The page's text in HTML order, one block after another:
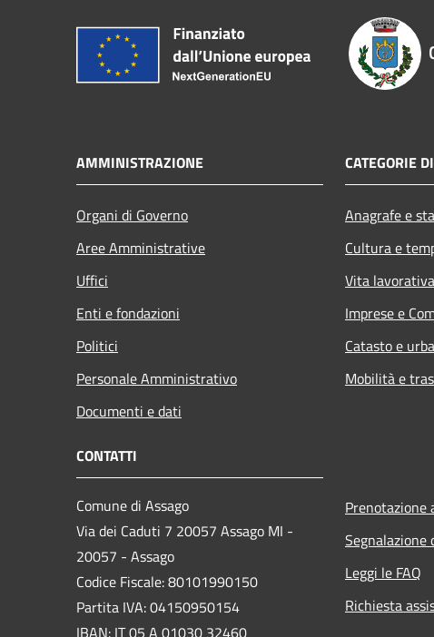
AMMINISTRAZIONE
Organi di Governo
Aree Amministrative
Uffici
Enti e fondazioni
Politici
Personale Amministrativo
Documenti e dati
CATEGORIE
Anagrafe e
Cultura e
Vita lavorativa
Imprese e
Catasto e
Mobilità e
CONTATTI
Comune di Assago
Via dei Caduti 7 20057 Assago MI -
20057 - Assago
Codice Fiscale: 80101990150
Partita IVA: 04150950154
IBAN: IT 05 A 01030 32460
Prenotazione
Segnalazione
Leggi le FAQ
Richiesta